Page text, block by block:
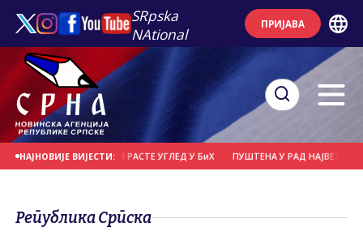
SRpska
NAtional
ПРИЈАВА
НАЈНОВИЈЕ ВИЈЕСТИ:
СВЕ ВИШЕ МИ РАСТЕ УГЛЕД У БиХ ПУШТЕНА У РАД НАЈВЕЋА СОЛАРНА
Република Српска